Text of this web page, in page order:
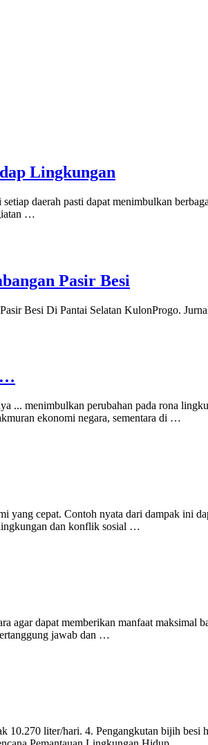
Lingkungan
daerah pasti dapat menimbulkan
…
Pasir Besi
Besi Di Pantai Selatan KulonProgo.
…
... menimbulkan perubahan pada rona
ekonomi negara, sementara di …
cepat. Contoh nyata dari dampak ini
lingkungan dan konflik sosial …
agar dapat memberikan manfaat maksimal
jawab dan …
liter/hari. 4. Pengangkutan bijih besi